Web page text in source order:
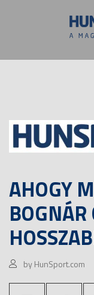
AHOGY
BOGNÁR
by HunSport.com